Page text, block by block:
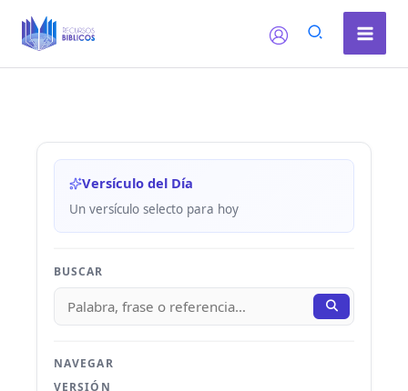
Versículo del Día
Un versículo selecto para hoy
BUSCAR
NAVEGAR
VERSIÓN